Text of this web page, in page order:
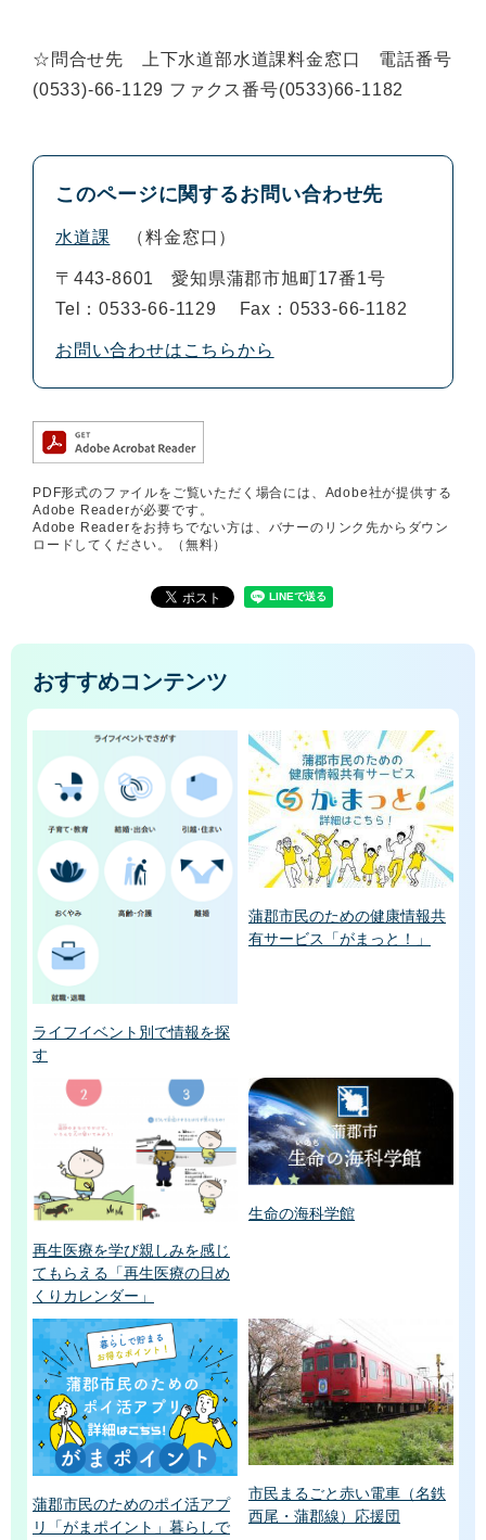
☆問合せ先 上下水道部水道課料金窓口 電話番号
(0533)-66-1129 ファクス番号(0533)66-1182
このページに関するお問い合わせ先
水道課 料金窓口
〒443-8601
愛知県蒲郡市旭町17番1号
Tel：0533-66-1129
Fax：0533-66-1182
お問い合わせはこちらから
PDF形式のファイルをご覧いただく場合には、Adobe社が提供する
Adobe Readerが必要です。
Adobe Readerをお持ちでない方は、バナーのリンク先からダウン
ロードしてください。（無料）
おすすめコンテンツ
ライフイベント別で情報を探
す
蒲郡市民のための健康情報共
有サービス「がまっと！」
再生医療を学び親しみを感じ
てもらえる「再生医療の日め
くりカレンダー」
生命の海科学館
蒲郡市民のためのポイ活アプ
リ「がまポイント」暮らしで
市民まるごと赤い電車（名鉄
西尾・蒲郡線）応援団